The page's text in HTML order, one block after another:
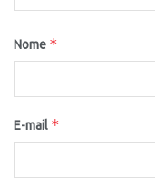
Nome *
E-mail *